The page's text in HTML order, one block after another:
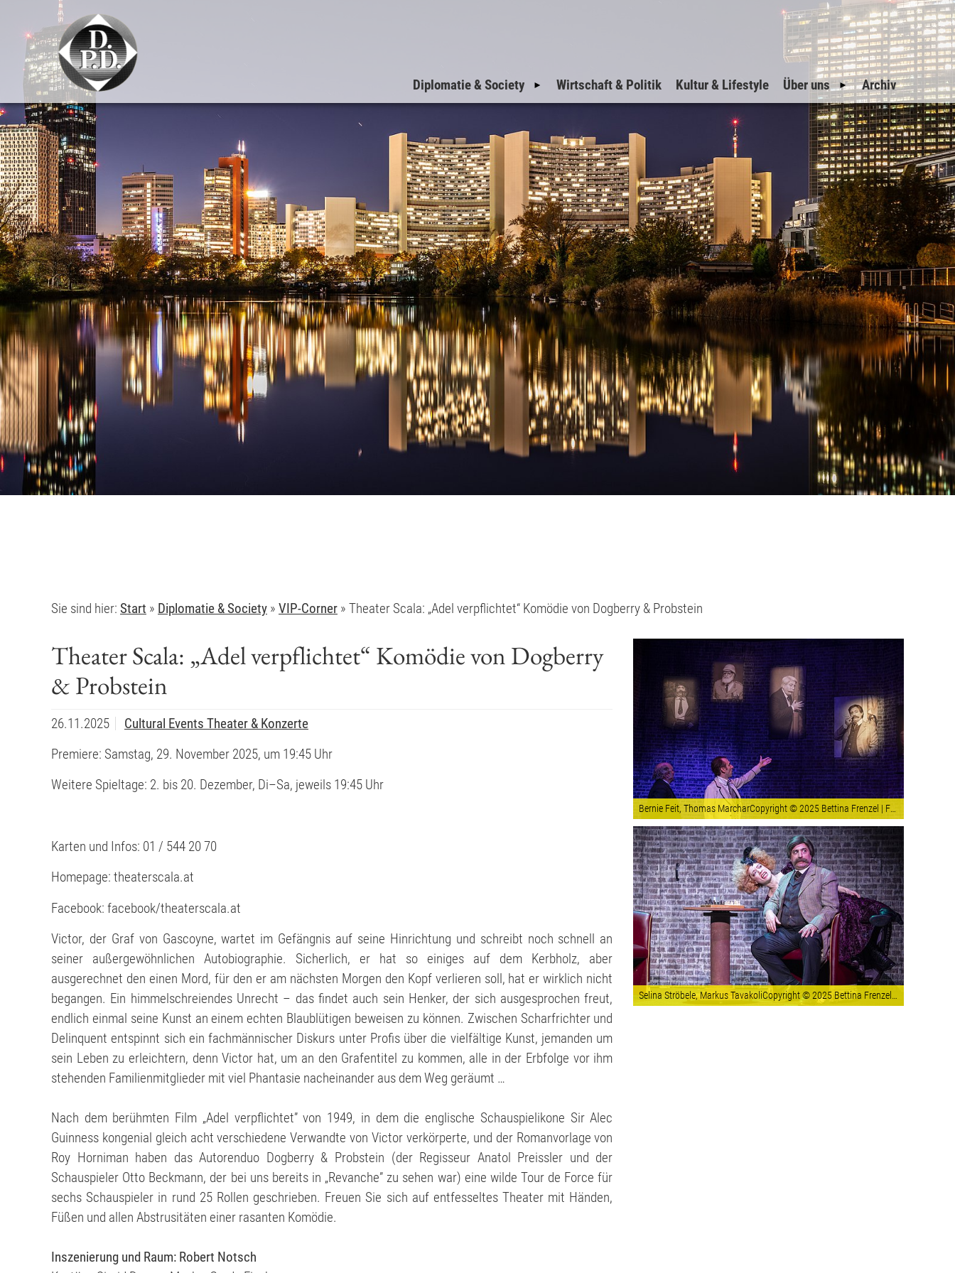
Diplomatie & Society
Nationalfeiertag
Einladungen der
Botschaften
Einladungen der
Militärattachés
Welcome to Vienna
VIP-Corner
Wirtschaft & Politik Kultur & Lifestyle Über uns
Geschichte
Impressum
Datenschutz
Inserate
Suche
Sitemap
Archiv
Sie sind hier: Start » Diplomatie & Society » VIP-Corner » Theater Scala: „Adel verpflichtet“ Komödie von Dogberry & Probstein
Theater Scala: „Adel verpflichtet“ Komödie von Dogberry
& Probstein
26.11.2025 Cultural Events Theater & Konzerte
Premiere: Samstag, 29. November 2025, um 19:45 Uhr
Weitere Spieltage: 2. bis 20. Dezember, Di–Sa, jeweils 19:45 Uhr
Karten und Infos: 01 / 544 20 70
Homepage: theaterscala.at
Facebook: facebook/theaterscala.at
Victor, der Graf von Gascoyne, wartet im Gefängnis auf seine Hinrichtung und schreibt noch schnell an
seiner außergewöhnlichen Autobiographie. Sicherlich, er hat so einiges auf dem Kerbholz, aber
ausgerechnet den einen Mord, für den er am nächsten Morgen den Kopf verlieren soll, hat er wirklich nicht
begangen. Ein himmelschreiendes Unrecht – das findet auch sein Henker, der sich ausgesprochen freut,
endlich einmal seine Kunst an einem echten Blaublütigen beweisen zu können. Zwischen Scharfrichter und
Delinquent entspinnt sich ein fachmännischer Diskurs unter Profis über die vielfältige Kunst, jemanden um
sein Leben zu erleichtern, denn Victor hat, um an den Grafentitel zu kommen, alle in der Erbfolge vor ihm
stehenden Familienmitglieder mit viel Phantasie nacheinander aus dem Weg geräumt …
Nach dem berühmten Film „Adel verpflichtet” von 1949, in dem die englische Schauspielikone Sir Alec
Guinness kongenial gleich acht verschiedene Verwandte von Victor verkörperte, und der Romanvorlage von
Roy Horniman haben das Autorenduo Dogberry & Probstein (der Regisseur Anatol Preissler und der
Schauspieler Otto Beckmann, der bei uns bereits in „Revanche” zu sehen war) eine wilde Tour de Force für
sechs Schauspieler in rund 25 Rollen geschrieben. Freuen Sie sich auf entfesseltes Theater mit Händen,
Füßen und allen Abstrusitäten einer rasanten Komödie.
Inszenierung und Raum: Robert Notsch
Bernie Feit, Thomas MarcharCopyright © 2025 Bettina Frenzel | Fotografin
Selina Ströbele, Markus TavakoliCopyright © 2025 Bettina Frenzel | Fotografin